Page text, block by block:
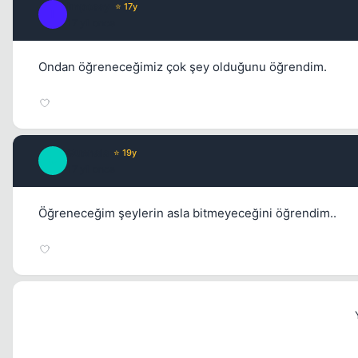
⭐ 17y
Ondan öğreneceğimiz çok şey olduğunu öğrendim.
⭐ 19y
Öğreneceğim şeylerin asla bitmeyeceğini öğrendim..